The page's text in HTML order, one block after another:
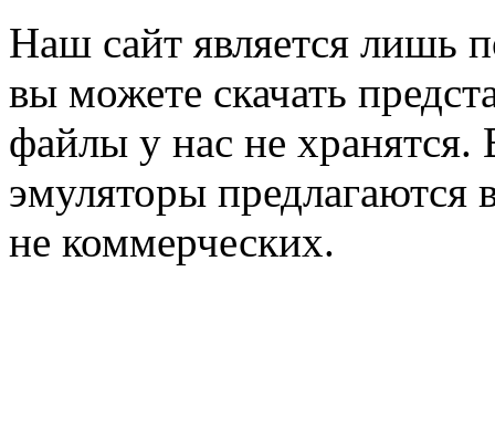
Наш сайт является лишь
вы можете скачать
файлы у нас не хранятся.
эмуляторы предлагаются
не коммерческих.